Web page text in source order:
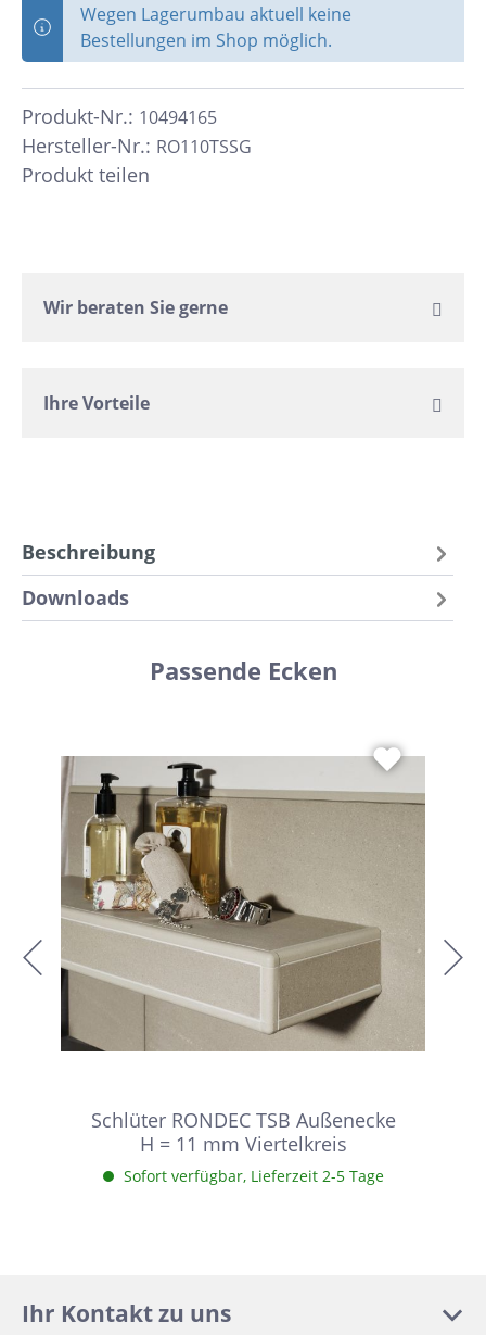
Wegen Lagerumbau aktuell keine
Bestellungen im Shop möglich.
Hersteller-Nr.: RO110TSSG
Produkt-Nr.: 10494165
Produkt teilen
Wir beraten Sie gerne
Ihre Vorteile
Beschreibung
Downloads
Passende Ecken
Schlüter RONDEC TSB Außenecke
H = 11 mm Viertelkreis
Sofort verfügbar, Lieferzeit 2-5 Tage
Ihr Kontakt zu uns